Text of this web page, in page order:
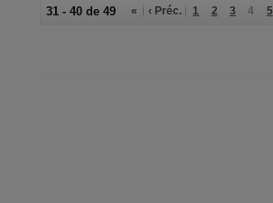
31 - 40 de 49 « ‹ Préc. 1 2 3 4 5